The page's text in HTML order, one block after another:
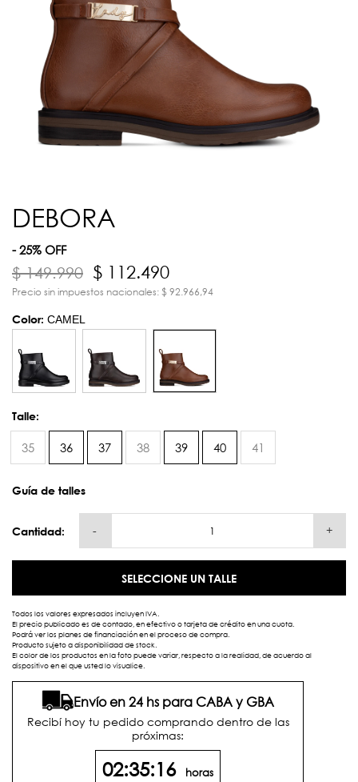
DEBORA
- 25% OFF
$ 149.990 $ 112.490
Precio sin impuestos nacionales: $ 92.966,94
Color: CAMEL
Talle:
35 36 37 38 39 40 41
Guía de talles
Cantidad: - +
SELECCIONE UN TALLE
Todos los valores expresados incluyen IVA.
El precio publicado es de contado, en efectivo o tarjeta de crédito en una cuota.
Podrá ver los planes de financiación en el proceso de compra.
Producto sujeto a disponibilidad de stock.
El color de los productos en la foto puede variar, respecto a la realidad, de acuerdo al
dispositivo en el que usted lo visualice.
Envío en 24 hs para CABA y GBA
Recibí hoy tu pedido comprando dentro de las
próximas:
02:35:16 horas